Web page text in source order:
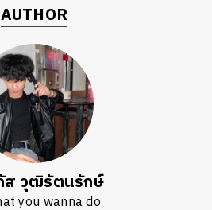
AUTHOR
ส วุฒิรัตนรักษ์
you wanna do